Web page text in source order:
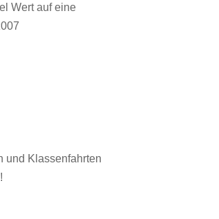
Wert auf eine
und Klassenfahrten